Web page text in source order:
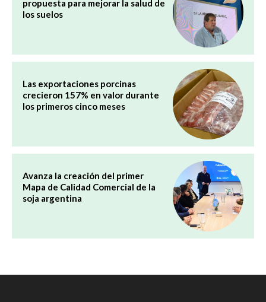
propuesta para mejorar la salud de
los suelos
Las exportaciones porcinas
crecieron 157% en valor durante
los primeros cinco meses
Avanza la creación del primer
Mapa de Calidad Comercial de la
soja argentina